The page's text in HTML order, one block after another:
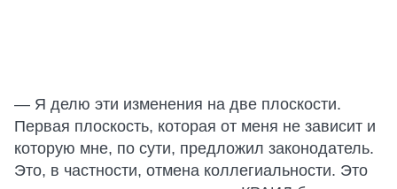
— Я делю эти изменения на две плоскости.
Первая плоскость, которая от меня не зависит и
которую мне, по сути, предложил законодатель.
Это, в частности, отмена коллегиальности. Это